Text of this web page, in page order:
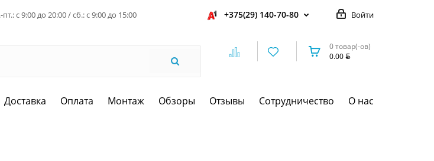
пт.: с 9:00 до 20:00 / сб.: с 9:00 до 15:00 Войти
+375(29) 140-70-80
0 товар(-ов)
0.00
Доставка Оплата Монтаж Обзоры Отзывы Сотрудничество О нас